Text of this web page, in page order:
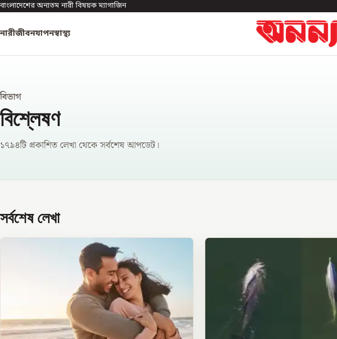
বাংলাদেশের অন্যতম নারী বিষয়ক ম্যাগাজিন
নারীজীবনযাপনস্বাস্থ্য
বিভাগ
বিশ্লেষণ
১৭৯৪টি প্রকাশিত লেখা থেকে সর্বশেষ আপডেট।
সর্বশেষ লেখা